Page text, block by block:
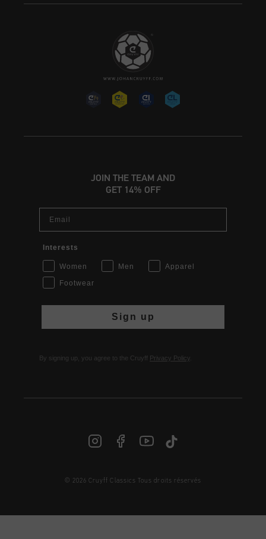
FR | € EUR
JOIN THE TEAM AND
GET 14% OFF
Interests
Women Men
Apparel
Footwear
Sign up
By signing up, you agree to the Cruyff Privacy Policy
© 2026 Cruyff Classics Tous droits réservés